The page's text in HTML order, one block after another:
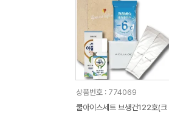
상품번호 : 774069
쿨아이스세트 브생건122호(크